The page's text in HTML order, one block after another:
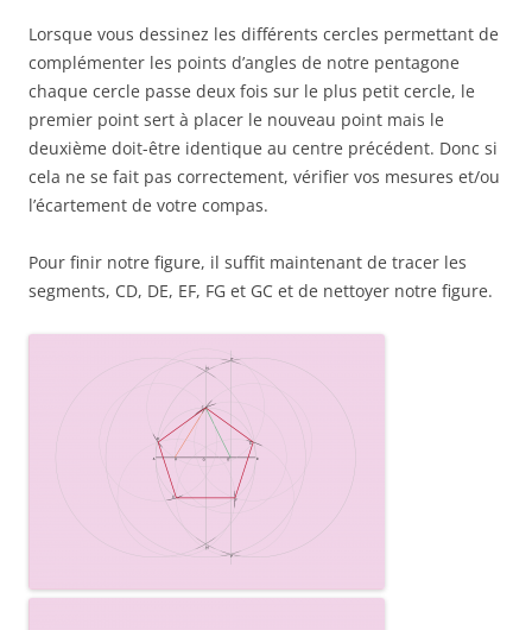
Lorsque vous dessinez les différents cercles permettant de
complémenter les points d’angles de notre pentagone
chaque cercle passe deux fois sur le plus petit cercle, le
premier point sert à placer le nouveau point mais le
deuxième doit-être identique au centre précédent. Donc si
cela ne se fait pas correctement, vérifier vos mesures et/ou
l’écartement de votre compas.
Pour finir notre figure, il suffit maintenant de tracer les
segments, CD, DE, EF, FG et GC et de nettoyer notre figure.